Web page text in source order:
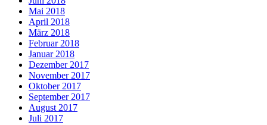
Mai 2018
April 2018
März 2018
Februar 2018
Januar 2018
Dezember 2017
November 2017
Oktober 2017
September 2017
August 2017
Juli 2017